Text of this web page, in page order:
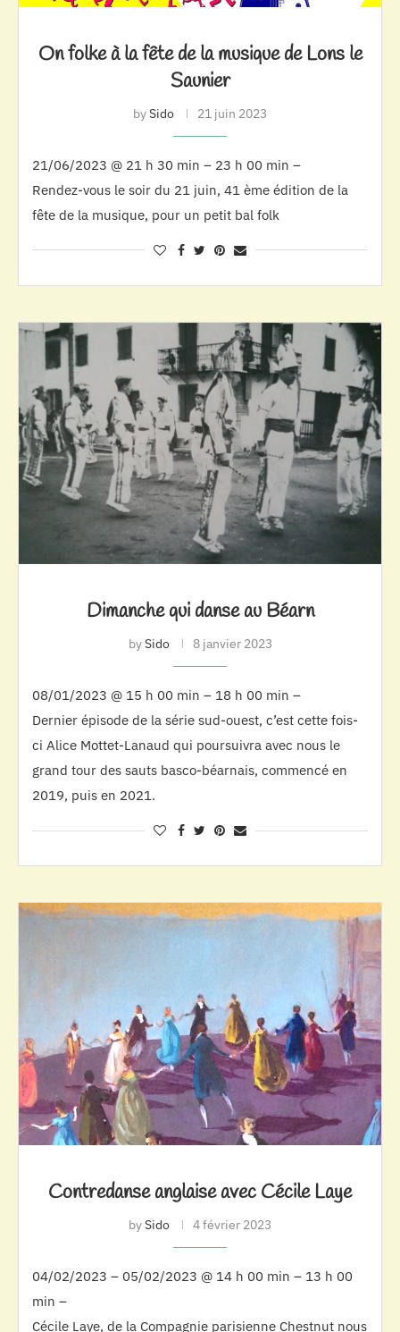
On folke à la fête de la musique de Lons le
Saunier
bySido 21 juin 2023
21/06/2023 @ 21 h 30 min – 23 h 00 min –
Rendez-vous le soir du 21 juin, 41 ème édition de la
fête de la musique, pour un petit bal folk
Dimanche qui danse au Béarn
bySido 8 janvier 2023
08/01/2023 @ 15 h 00 min – 18 h 00 min –
Dernier épisode de la série sud-ouest, c’est cette fois-
ci Alice Mottet-Lanaud qui poursuivra avec nous le
grand tour des sauts basco-béarnais, commencé en
2019, puis en 2021.
Contredanse anglaise avec Cécile Laye
bySido 4 février 2023
04/02/2023 – 05/02/2023 @ 14 h 00 min – 13 h 00
min –
Cécile Laye, de la Compagnie parisienne Chestnut nous